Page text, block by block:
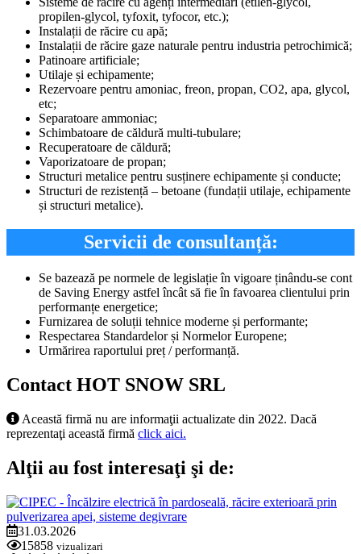
propilen-glycol, tyfoxit, tyfocor, etc.);
Instalații de răcire cu apă;
Instalații de răcire gaze naturale pentru industria petrochimică;
Patinoare artificiale;
Utilaje și echipamente;
Rezervoare pentru amoniac, freon, propan, CO2, apa, glycol,
etc;
Separatoare ammoniac;
Schimbatoare de căldură multi-tubulare;
Recuperatoare de căldură;
Vaporizatoare de propan;
Structuri metalice pentru susținere echipamente și conducte;
Structuri de rezistență – betoane (fundații utilaje, echipamente
și structuri metalice).
Servicii de consultanță:
Se bazează pe normele de legislație în vigoare ținându-se cont
de Saving Energy astfel încât să fie în favoarea clientului prin
performanțe energetice;
Furnizarea de soluții tehnice moderne și performante;
Respectarea Standardelor și Normelor Europene;
Urmărirea raportului preț / performanță.
Contact HOT SNOW SRL
Această firmă nu are informaţii actualizate din 2022. Dacă
reprezentaţi această firmă click aici.
Alţii au fost interesaţi şi de:
31.03.2026
15858 vizualizari